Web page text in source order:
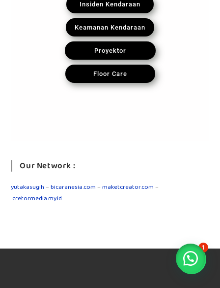
Insiden Kendaraan
Keamanan Kendaraan
Proyektor
Floor Care
Our Network :
yutakasugih–bicaranesia.com–maketcreator.com–
cretormedia.my.id
1